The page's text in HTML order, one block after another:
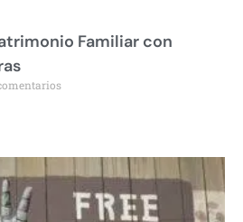
Familiar con